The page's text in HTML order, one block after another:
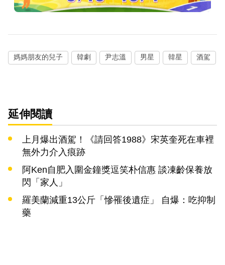
媽媽朋友的兒子 韓劇 尹志溫 男星 韓星 酒駕
延伸閱讀
上月爆出酒駕！《請回答1988》宋英奎死在車裡
無外力介入痕跡
阿Ken自肥入圍金鐘獎逗笑朴信惠 談凍齡保養放
閃「家人」
羅美蘭減重13公斤「慘罹後遺症」 自爆：吃抑制
藥